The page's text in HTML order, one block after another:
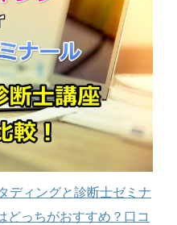
ディングと診断士ゼミナ
どっちがおすすめ？口コ